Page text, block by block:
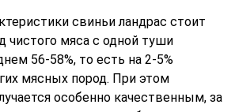
свиньи ландрас стоит
чистого мяса с одной туши
56-58%, то есть на 2-5%
мясных пород. При этом
особенно качественным, за